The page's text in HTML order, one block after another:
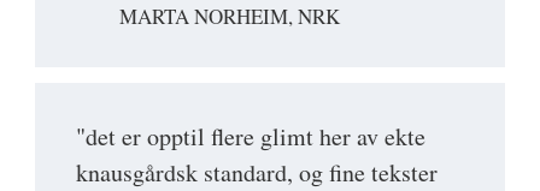
MARTA NORHEIM, NRK
"det er opptil flere glimt her av ekte
knausgårdsk standard, og fine tekster